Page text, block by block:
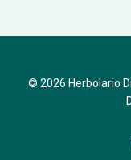
© 2026 Herbolario